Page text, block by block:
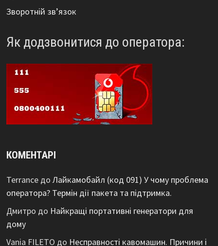
Зворотній зв’язок
Як додзвонитися до оператора:
КОМЕНТАРІ
Terranceдо Лайкамобайл (код 091) У чому проблема
оператора? Термін дії пакета та підтримка.
Дмитро до Найкращі портативні генератори для
дому
Vania FILETO до Несправності кавомашин. Причини і